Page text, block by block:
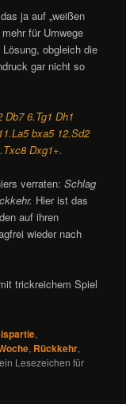
ja auf „weißen
für Umwege
obgleich die
gar nicht so
Db7 6.Tg1 Dh1
bxa5 12.Sd2
Dxg1+.
verraten:Schlag
Hier ist das
auf ihren
wieder nach
trickreichem Spiel
,
, Rückkehr,
Lesezeichen für